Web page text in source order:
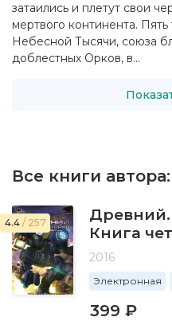
затаились и плетут свои
мертвого континента.
Небесной Тысячи, союза
доблестных Орков, в...
Все книги автора:
4.4 / 257
Книга
2016
Электронная
399 ₽